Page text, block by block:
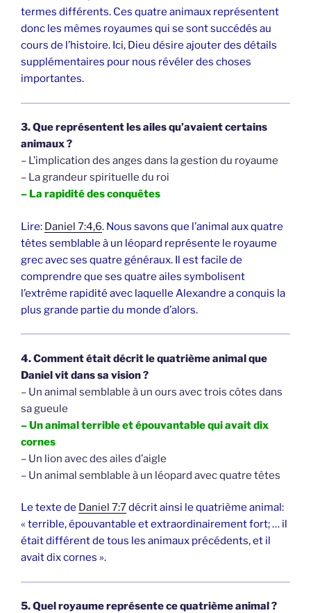
termes différents. Ces quatre animaux représentent
donc les mêmes royaumes qui se sont succédés au
cours de l’histoire. Ici, Dieu désire ajouter des détails
supplémentaires pour nous révéler des choses
importantes.
3. Que représentent les ailes qu’avaient certains
animaux ?
– L’implication des anges dans la gestion du royaume
– La grandeur spirituelle du roi
– La rapidité des conquêtes
Lire: Daniel 7:4,6. Nous savons que l’animal aux quatre
têtes semblable à un léopard représente le royaume
grec avec ses quatre généraux. Il est facile de
comprendre que ses quatre ailes symbolisent
l’extrême rapidité avec laquelle Alexandre a conquis la
plus grande partie du monde d’alors.
4. Comment était décrit le quatrième animal que
Daniel vit dans sa vision ?
– Un animal semblable à un ours avec trois côtes dans
sa gueule
– Un animal terrible et épouvantable qui avait dix
cornes
– Un lion avec des ailes d’aigle
– Un animal semblable à un léopard avec quatre têtes
Le texte de Daniel 7:7décrit ainsi le quatrième animal:
« terrible, épouvantable et extraordinairement fort; … il
était différent de tous les animaux précédents, et il
avait dix cornes ».
5. Quel royaume représente ce quatrième animal ?